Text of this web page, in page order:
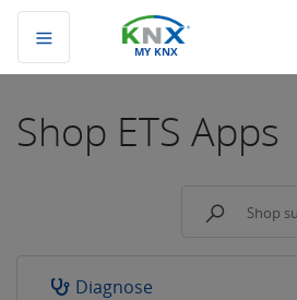
MY KNX
Shop ETS Apps
Diagnose